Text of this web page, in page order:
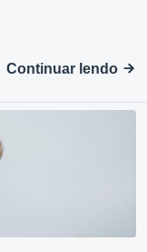
Continuar lendo